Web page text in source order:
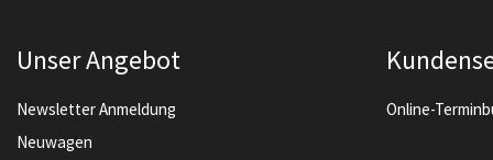
Unser Angebot
Newsletter Anmeldung
Neuwagen
Online-